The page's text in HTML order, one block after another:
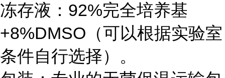
冻存液：92%完全培养基
+8%DMSO（可以根据实验室
条件自行选择）。